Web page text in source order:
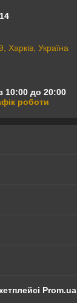
Харків, Україна
10:00 до 20:00
роботи
Prom.ua